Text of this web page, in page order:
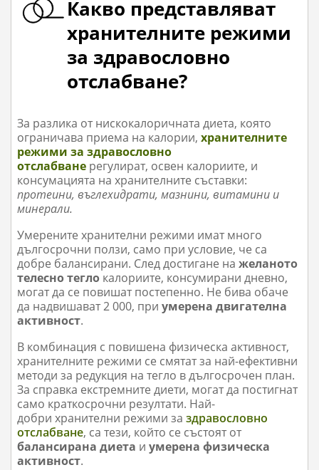
Какво представляват
хранителните режими
за здравословно
отслабване?
За разлика от нискокалоричната диета, която
ограничава приема на калории,хранителните
режими за здравословно
отслабване регулират, освен калориите, и
консумацията на хранителните съставки:
протеини, въглехидрати, мазнини, витамини и
минерали.
Умерените хранителни режими имат много
дългосрочни ползи, само при условие, че са
добре балансирани. След достигане нажеланото
телесно тегло калориите, консумирани дневно,
могат да се повишат постепенно. Не бива обаче
да надвишават 2 000, приумерена двигателна
активност.
В комбинация с повишена физическа активност,
хранителните режими се смятат за най-ефективни
методи за редукция на тегло в дългосрочен план.
За справка екстремните диети, могат да постигнат
само краткосрочни резултати. Най-
добри хранителни режими заздравословно
отслабване, са тези, който се състоят от
балансирана диета иумерена физическа
активност.